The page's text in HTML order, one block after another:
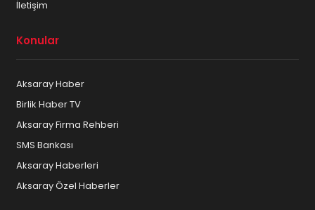
İletişim
Konular
Aksaray Haber
Birlik Haber TV
Aksaray Firma Rehberi
SMS Bankası
Aksaray Haberleri
Aksaray Özel Haberler